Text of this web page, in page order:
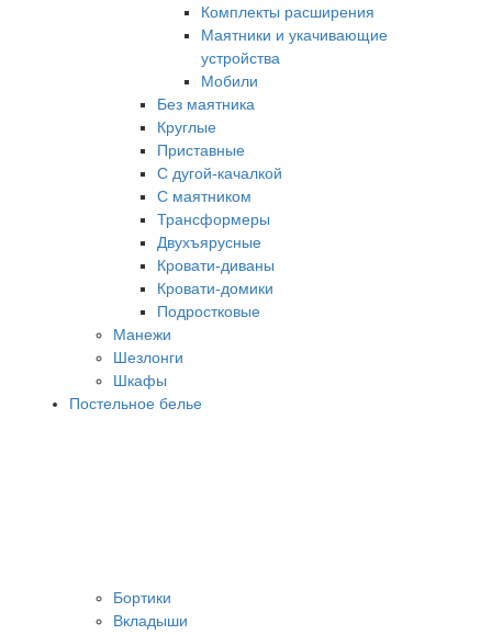
Комплекты расширения
Маятники и укачивающие
устройства
Мобили
Без маятника
Круглые
Приставные
С дугой-качалкой
С маятником
Трансформеры
Двухъярусные
Кровати-диваны
Кровати-домики
Подростковые
Манежи
Шезлонги
Шкафы
Постельное белье
Бортики
Вкладыши